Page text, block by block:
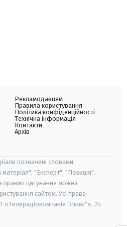
Рекламодавцям
Правила користування
Політика конфіденційності
Технічна інформація
Контакти
Архів
позначені словами
"Експерт", "Позиція".
правил цитування можна
сайтом. Усі права
"Люкс"», 24